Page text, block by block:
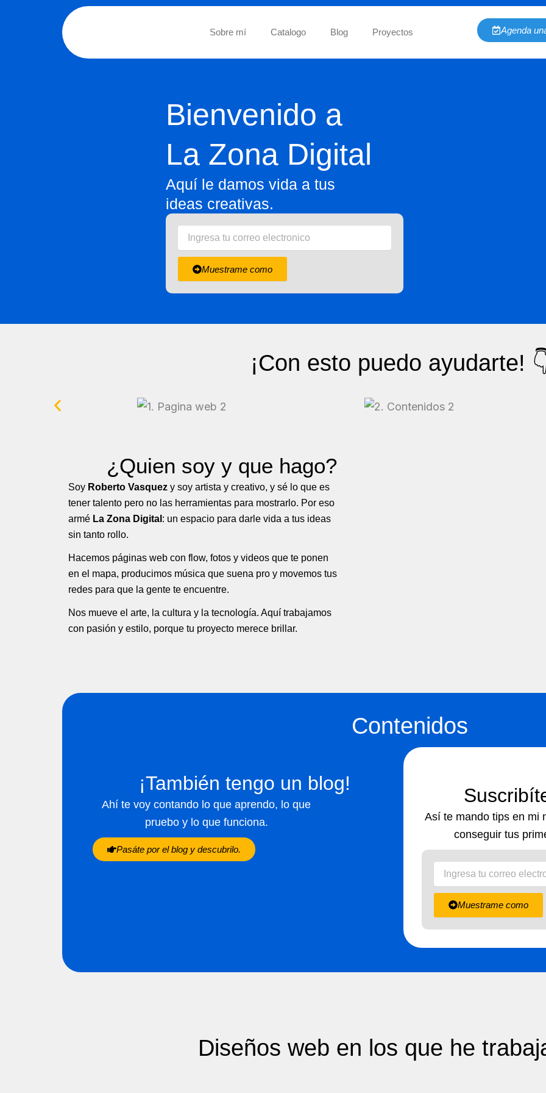
Sobre mí Catalogo Blog Proyectos Agenda
Bienvenido a
La Zona Digital
Aquí le damos vida a tus
ideas creativas.
Muestrame como
¡Con esto puedo ayudarte!
¿Quien soy y que hago?
Soy Roberto Vasquez y soy artista y creativo, y sé lo que es
tener talento pero no las herramientas para mostrarlo. Por eso
armé La Zona Digital : un espacio para darle vida a tus ideas
sin tanto rollo.
Hacemos páginas web con flow, fotos y videos que te ponen
en el mapa, producimos música que suena pro y movemos tus
redes para que la gente te encuentre.
Nos mueve el arte, la cultura y la tecnología. Aquí trabajamos
con pasión y estilo, porque tu proyecto merece brillar.
Contenidos
¡También tengo un blog!
Ahí te voy contando lo que aprendo, lo que
pruebo y lo que funciona.
Pasáte por el blog y descubrilo.
Así te mando tips en mi
conseguir tus
Muestrame como
Diseños web en los que he